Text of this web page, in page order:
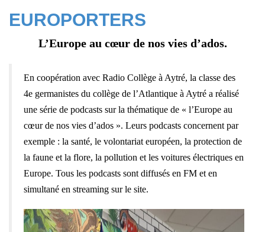
EUROPORTERS
L’Europe au cœur de nos vies d’ados.
En coopération avec Radio Collège à Aytré, la classe des
4e germanistes du collège de l’Atlantique à Aytré a réalisé
une série de podcasts sur la thématique de « l’Europe au
cœur de nos vies d’ados ». Leurs podcasts concernent par
exemple : la santé, le volontariat européen, la protection de
la faune et la flore, la pollution et les voitures électriques en
Europe. Tous les podcasts sont diffusés en FM et en
simultané en streaming sur le site.